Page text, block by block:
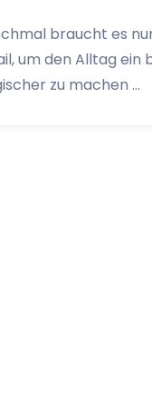
braucht es
um den Alltag ein
zu machen …